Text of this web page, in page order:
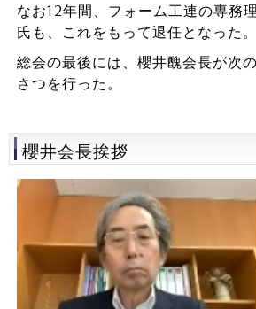
なお12年間、フォーム工連の専務
氏も、これをもって退任となった。
総会の最後には、櫻井醜会長が次
さつを行った。
櫻井会長挨拶